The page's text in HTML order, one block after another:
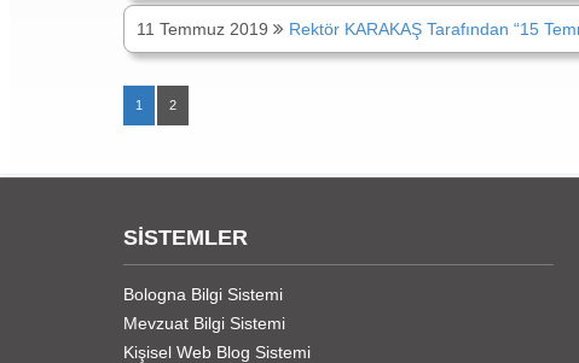
11 Temmuz 2019 Rektör KARAKAŞ Tarafından “15
1 2
SİSTEMLER
Bologna Bilgi Sistemi
Mevzuat Bilgi Sistemi
Kişisel Web Blog Sistemi